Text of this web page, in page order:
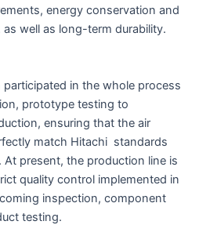
energy conservation and
well as long-term durability.
participated in the whole process
prototype testing to
ensuring that the air
match Hitachi standards
present, the production line is
quality control implemented in
inspection, component
testing.